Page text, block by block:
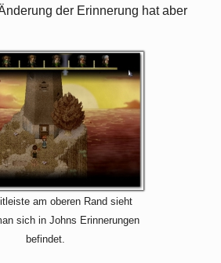
der Erinnerung hat aber
am oberen Rand sieht
sich in Johns Erinnerungen
befindet.